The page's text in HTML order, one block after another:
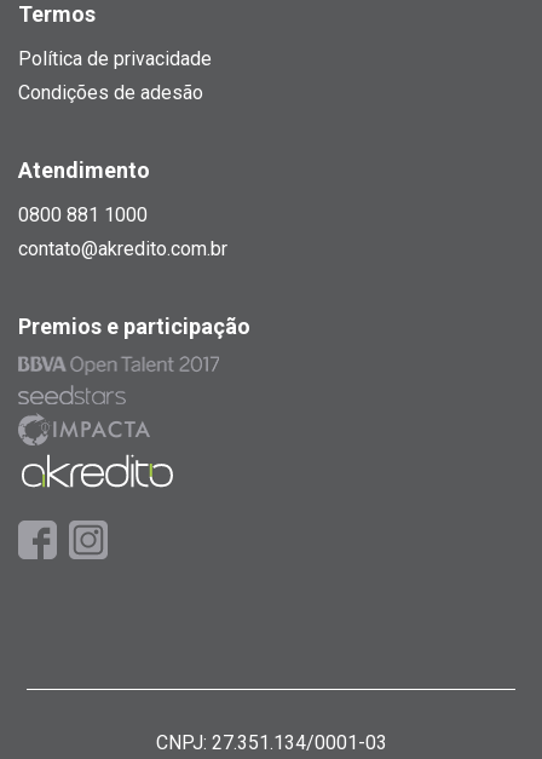
Termos
Política de privacidade
Condições de adesão
Atendimento
0800 881 1000
contato@akredito.com.br
Premios e participação
CNPJ: 27.351.134/0001-03